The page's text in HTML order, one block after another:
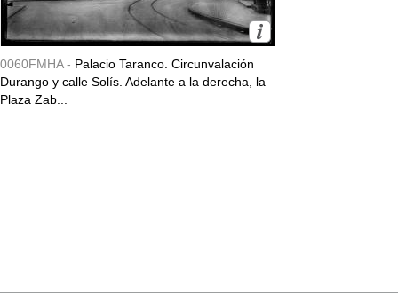
0060FMHA - Palacio Taranco. Circunvalación
Durango y calle Solís. Adelante a la derecha, la
Plaza Zab...